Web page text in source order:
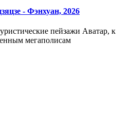
- Фэнхуан, 2026
пейзажи Аватар, к
мегаполисам